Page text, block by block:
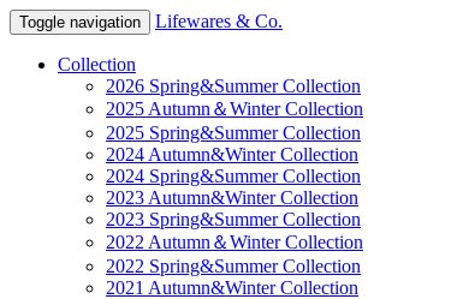
Toggle navigation Lifewares & Co.
Collection
2026 Spring&Summer Collection
2025 Autumn＆Winter Collection
2025 Spring&Summer Collection
2024 Autumn&Winter Collection
2024 Spring&Summer Collection
2023 Autumn&Winter Collection
2023 Spring&Summer Collection
2022 Autumn＆Winter Collection
2022 Spring&Summer Collection
2021 Autumn&Winter Collection